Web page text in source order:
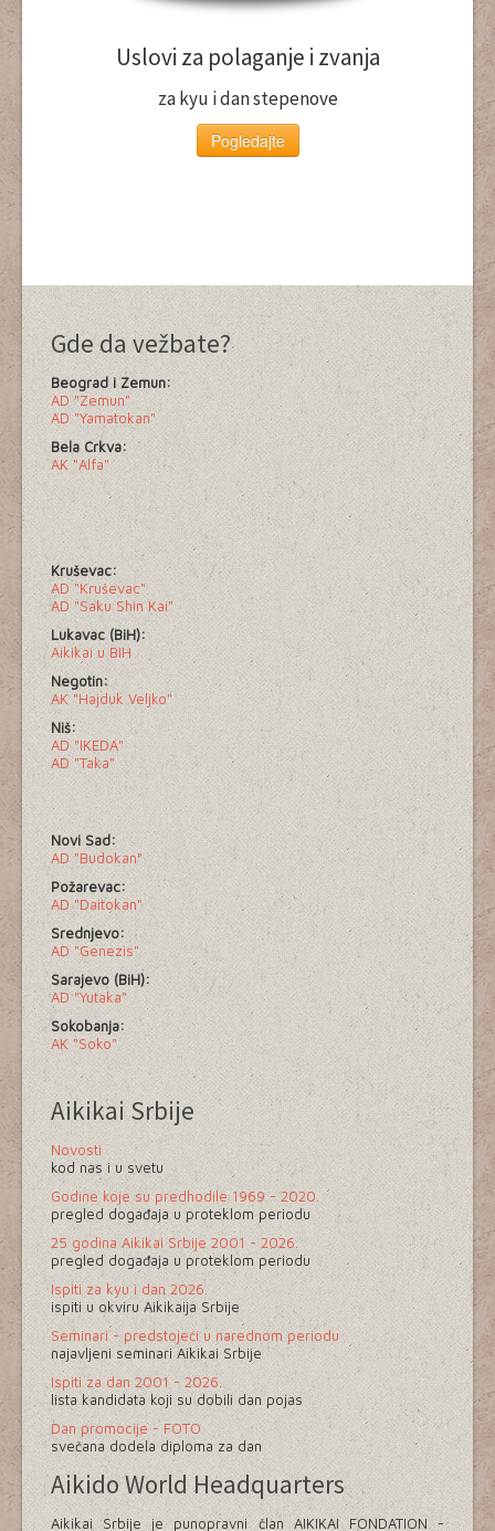
Uslovi za polaganje i zvanja
za kyu i dan stepenove
Pogledajte
Gde da vežbate?
Beograd i Zemun:
AD "Zemun"
AD "Yamatokan"
Bela Crkva:
AK "Alfa"
Kruševac:
AD "Kruševac"
AD "Saku Shin Kai"
Lukavac (BiH):
Aikikai u BIH
Negotin:
AK "Hajduk Veljko"
Niš:
AD "IKEDA"
AD "Taka"
Novi Sad:
AD "Budokan"
Požarevac:
AD "Daitokan"
Srednjevo:
AD "Genezis"
Sarajevo (BiH):
AD "Yutaka"
Sokobanja:
AK "Soko"
Aikikai Srbije
Novosti
kod nas i u svetu
Godine koje su predhodile 1969 - 2020.
pregled događaja u proteklom periodu
25 godina Aikikai Srbije 2001 - 2026.
pregled događaja u proteklom periodu
Ispiti za kyu i dan 2026.
ispiti u okviru Aikikaija Srbije
Seminari - predstojeći u narednom periodu
najavljeni seminari Aikikai Srbije
Ispiti za dan 2001 - 2026.
lista kandidata koji su dobili dan pojas
Dan promocije - FOTO
svečana dodela diploma za dan
Aikido World Headquarters
Aikikai Srbije je punopravni član AIKIKAI FONDATION -